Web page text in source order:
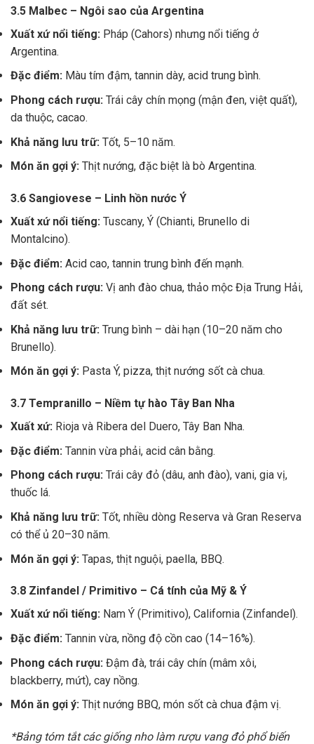
3.5 Malbec – Ngôi sao của Argentina
Xuất xứ nổi tiếng: Pháp (Cahors) nhưng nổi tiếng ở
Argentina.
Đặc điểm: Màu tím đậm, tannin dày, acid trung bình.
Phong cách rượu: Trái cây chín mọng (mận đen, việt quất),
da thuộc, cacao.
Khả năng lưu trữ: Tốt, 5–10 năm.
Món ăn gợi ý: Thịt nướng, đặc biệt là bò Argentina.
3.6 Sangiovese – Linh hồn nước Ý
Xuất xứ nổi tiếng: Tuscany, Ý (Chianti, Brunello di
Montalcino).
Đặc điểm: Acid cao, tannin trung bình đến mạnh.
Phong cách rượu: Vị anh đào chua, thảo mộc Địa Trung Hải,
đất sét.
Khả năng lưu trữ: Trung bình – dài hạn (10–20 năm cho
Brunello).
Món ăn gợi ý: Pasta Ý, pizza, thịt nướng sốt cà chua.
3.7 Tempranillo – Niềm tự hào Tây Ban Nha
Xuất xứ: Rioja và Ribera del Duero, Tây Ban Nha.
Đặc điểm: Tannin vừa phải, acid cân bằng.
Phong cách rượu: Trái cây đỏ (dâu, anh đào), vani, gia vị,
thuốc lá.
Khả năng lưu trữ: Tốt, nhiều dòng Reserva và Gran Reserva
có thể ủ 20–30 năm.
Món ăn gợi ý: Tapas, thịt nguội, paella, BBQ.
3.8 Zinfandel / Primitivo – Cá tính của Mỹ & Ý
Xuất xứ nổi tiếng: Nam Ý (Primitivo), California (Zinfandel).
Đặc điểm: Tannin vừa, nồng độ cồn cao (14–16%).
Phong cách rượu: Đậm đà, trái cây chín (mâm xôi,
blackberry, mứt), cay nồng.
Món ăn gợi ý: Thịt nướng BBQ, món sốt cà chua đậm vị.
*Bảng tóm tắt các giống nho làm rượu vang đỏ phổ biến